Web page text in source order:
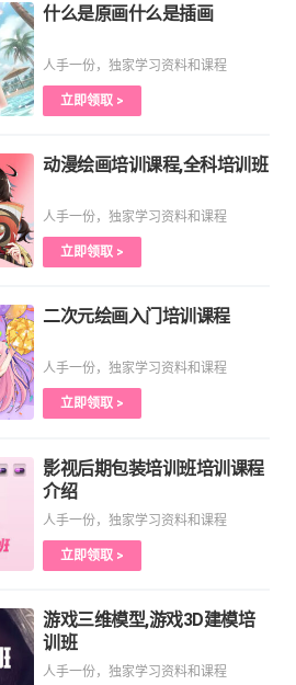
什么是原画什么是插画
人手一份，独家学习资料和课程
立即领取 >
动漫绘画培训课程,全科培训班
人手一份，独家学习资料和课程
立即领取 >
二次元绘画入门培训课程
人手一份，独家学习资料和课程
立即领取 >
影视后期包装培训班培训课程
介绍
人手一份，独家学习资料和课程
立即领取 >
游戏三维模型,游戏3D建模培
训班
人手一份，独家学习资料和课程